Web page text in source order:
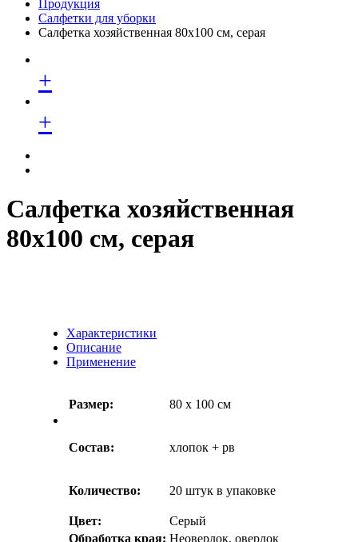
Продукция
Салфетки для уборки
Салфетка хозяйственная 80х100 см, серая
+
+
Салфетка хозяйственная
80х100 см, серая
Характеристики
Описание
Применение
Размер: 80 x 100 см
Состав: хлопок + рв
Количество: 20 штук в упаковке
Цвет:
Серый
Обработка края: Неоверлок, оверлок